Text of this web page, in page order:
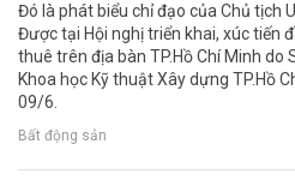
Đó là phát biểu chỉ đạo của Chủ tịch
Được tại Hội nghị triển khai, xúc tiến
thuê trên địa bàn TP.Hồ Chí Minh do
Khoa học Kỹ thuật Xây dựng TP.Hồ
09/6.
Bất động sản